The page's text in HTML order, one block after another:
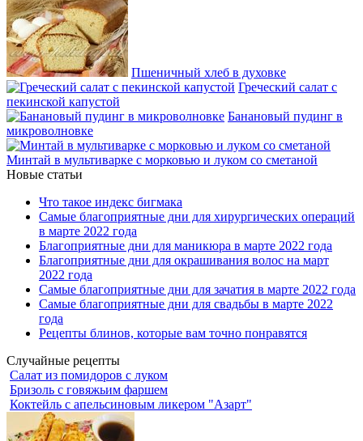
Пшеничный хлеб в духовке
Греческий салат с
пекинской капустой
Банановый пудинг в
микроволновке
Минтай в мультиварке с морковью и луком со сметаной
Новые статьи
Что такое индекс бигмака
Самые благоприятные дни для хирургических операций
в марте 2022 года
Благоприятные дни для маникюра в марте 2022 года
Благоприятные дни для окрашивания волос на март
2022 года
Самые благоприятные дни для зачатия в марте 2022 года
Самые благоприятные дни для свадьбы в марте 2022
года
Рецепты блинов, которые вам точно понравятся
Случайные рецепты
Салат из помидоров с луком
Бризоль с говяжьим фаршем
Коктейль с апельсиновым ликером "Азарт"